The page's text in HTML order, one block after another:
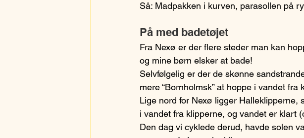
Så: Madpakken i kurven, parasollen på
På med badetøjet
Fra Nexø er der flere steder man kan
og mine børn elsker at bade!
Selvfølgelig er der de skønne
mere “Bornholmsk” at hoppe i vandet fra
Lige nord for Nexø ligger Halleklipperne,
i vandet fra klipperne, og vandet er klart
Den dag vi cyklede derud, havde solen